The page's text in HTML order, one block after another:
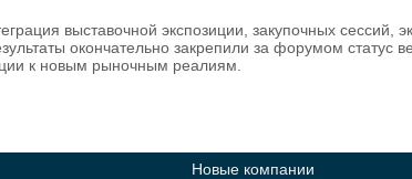
выставочной экспозиции, закупочных
окончательно закрепили за форумом
к новым рыночным реалиям.
Новые компании